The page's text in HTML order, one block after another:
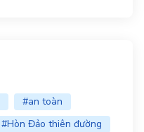
#an toàn
#Hòn Đảo thiên đường